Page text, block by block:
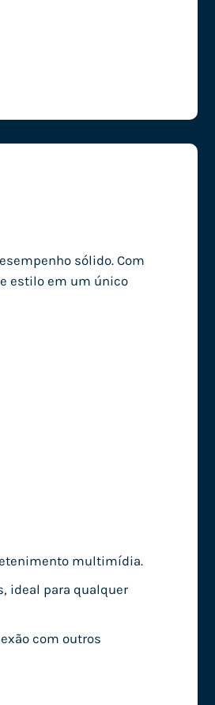
sólido. Com
estilo em um único
multimídia.
ideal para qualquer
com outros